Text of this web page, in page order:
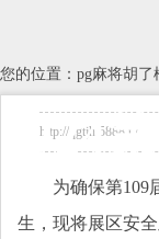
2024
您的位置： pg麻将胡了
http://
为确保第109
生，现将展区安